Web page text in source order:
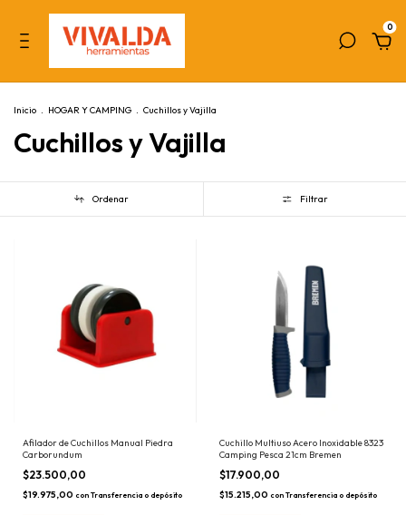
0
Inicio . HOGAR Y CAMPING . Cuchillos y Vajilla
Cuchillos y Vajilla
Ordenar Filtrar
Afilador de Cuchillos Manual Piedra
Carborundum
$23.500,00
$19.975,00 con Transferencia o depósito
Cuchillo Multiuso Acero Inoxidable 8323
Camping Pesca 21cm Bremen
$17.900,00
$15.215,00 con Transferencia o depósito